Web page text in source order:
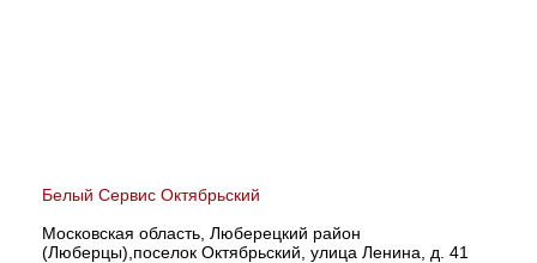
Белый Сервис Октябрьский
Московская область, Люберецкий район
(Люберцы),поселок Октябрьский, улица Ленина, д. 41